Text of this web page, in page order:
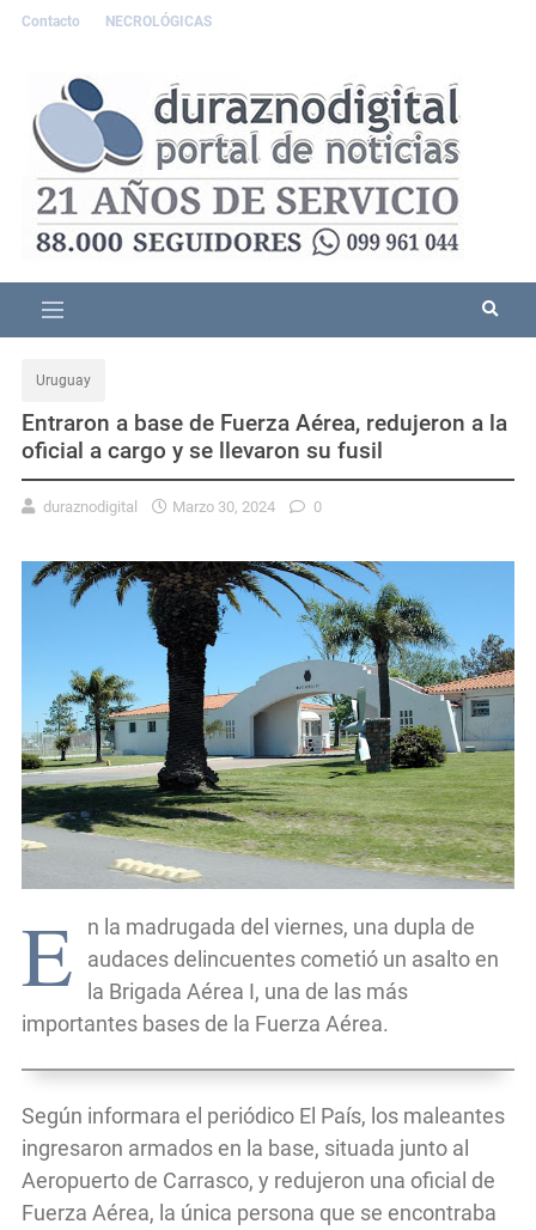
Contacto NECROLÓGICAS
Uruguay
Entraron a base de Fuerza Aérea, redujeron a la
oficial a cargo y se llevaron su fusil
duraznodigital Marzo 30, 2024 0
E
n la madrugada del viernes, una dupla de
audaces delincuentes cometió un asalto en
la Brigada Aérea I, una de las más
importantes bases de la Fuerza Aérea.
Según informara el periódico El País, los maleantes
ingresaron armados en la base, situada junto al
Aeropuerto de Carrasco, y redujeron una oficial de
Fuerza Aérea, la única persona que se encontraba